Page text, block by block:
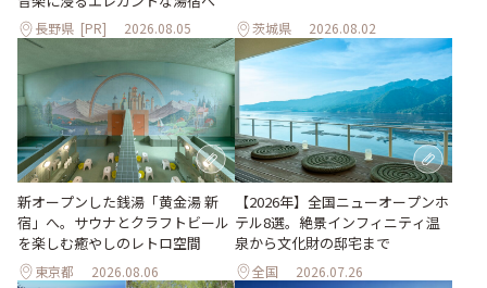
長野県 [PR] 2026.08.05 茨城県 2026.08.02
新オープンした銭湯「黄金湯 新
宿」へ。サウナとクラフトビール
を楽しむ癒やしのレトロ空間
東京都 2026.08.06
【2026年】全国ニューオープンホ
テル8選。絶景インフィニティ温
泉から文化財の邸宅まで
全国 2026.07.26